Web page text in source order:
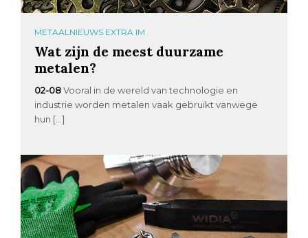
METAALNIEUWS EXTRA IM
Wat zijn de meest duurzame
metalen?
02-08 Vooral in de wereld van technologie en
industrie worden metalen vaak gebruikt vanwege
hun […]